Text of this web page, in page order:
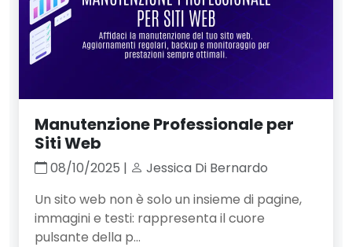
Manutenzione Professionale per
Siti Web
08/10/2025 |
Jessica Di Bernardo
Un sito web non è solo un insieme di pagine,
immagini e testi: rappresenta il cuore
pulsante della p...